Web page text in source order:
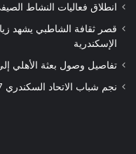
انطلاق فعاليات النشاط
قصر ثقافة الشاطبي يشهد
الإسكندرية
تفاصيل وصول بعثة الأهلي
نجم شباب الاتحاد السكندري 2007 يمضي علي أولي خطوات الإحتراف